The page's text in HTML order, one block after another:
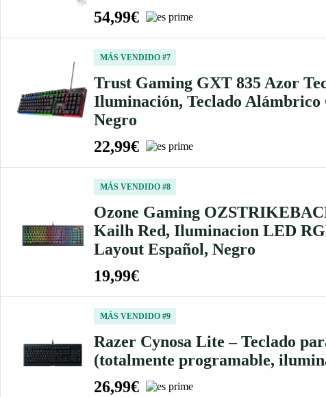
54,99€
MÁS VENDIDO #7
Trust Gaming GXT 835 Azor
Iluminación, Teclado
Negro
22,99€
MÁS VENDIDO #8
Ozone Gaming
Kailh Red, Iluminacion LED
Layout Español, Negro
19,99€
MÁS VENDIDO #9
Razer Cynosa Lite – Teclado
(totalmente programable,
26,99€